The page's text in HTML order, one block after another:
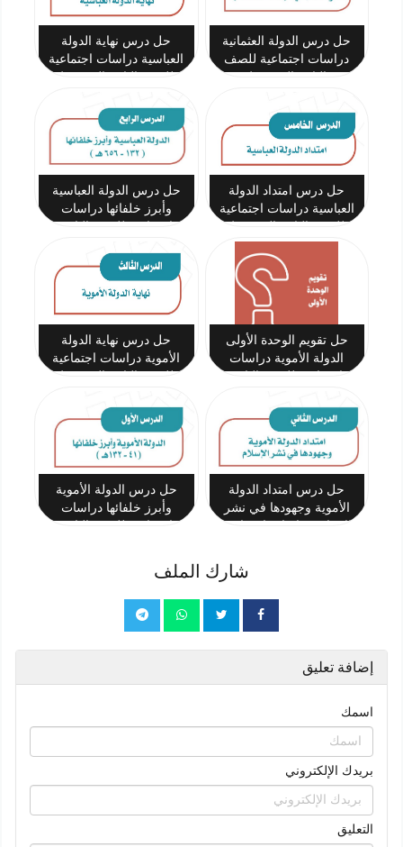
حل درس الدولة العثمانية
دراسات اجتماعية للصف
حل درس نهاية الدولة
العباسية دراسات اجتماعية
حل درس امتداد الدولة
العباسية دراسات اجتماعية
حل درس الدولة العباسية
وأبرز خلفائها دراسات
حل تقويم الوحدة الأولى
الدولة الأموية دراسات
حل درس نهاية الدولة
الأموية دراسات اجتماعية
حل درس امتداد الدولة
الأموية وجهودها في نشر
حل درس الدولة الأموية
وأبرز خلفائها دراسات
شارك الملف
إضافة تعليق
اسمك
بريدك الإلكتروني
التعليق